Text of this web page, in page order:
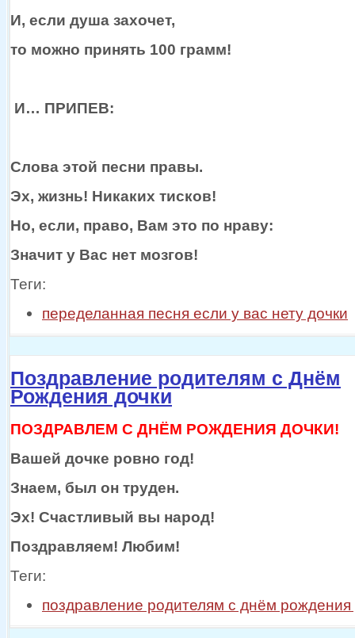
И, если душа захочет,
то можно принять 100 грамм!
И… ПРИПЕВ:
Слова этой песни правы.
Эх, жизнь! Никаких тисков!
Но, если, право, Вам это по нраву:
Значит у Вас нет мозгов!
Теги:
переделанная песня если у вас нету дочки
Поздравление родителям с Днём
Рождения дочки
ПОЗДРАВЛЕМ С ДНЁМ РОЖДЕНИЯ ДОЧКИ!
Вашей дочке ровно год!
Знаем, был он труден.
Эх! Счастливый вы народ!
Поздравляем! Любим!
Теги:
поздравление родителям с днём рождения